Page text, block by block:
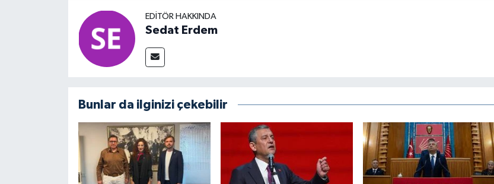
EDITÖR HAKKINDA
Sedat Erdem
Bunlar da ilginizi çekebilir